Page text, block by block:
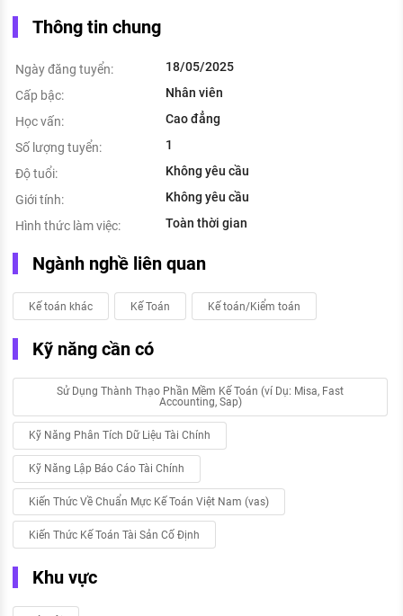
Thông tin chung
Ngày đăng tuyển:
18/05/2025
Cấp bậc:
Nhân viên
Học vấn:
Cao đẳng
Số lượng tuyển:
1
Độ tuổi:
Không yêu cầu
Giới tính:
Không yêu cầu
Hình thức làm việc:
Toàn thời gian
Ngành nghề liên quan
Kế toán khác Kế Toán Kế toán/Kiểm toán
Kỹ năng cần có
Sử Dụng Thành Thạo Phần Mềm Kế Toán (ví Dụ: Misa, Fast
Accounting, Sap)
Kỹ Năng Phân Tích Dữ Liệu Tài Chính
Kỹ Năng Lập Báo Cáo Tài Chính
Kiến Thức Về Chuẩn Mực Kế Toán Việt Nam (vas)
Kiến Thức Kế Toán Tài Sản Cố Định
Khu vực